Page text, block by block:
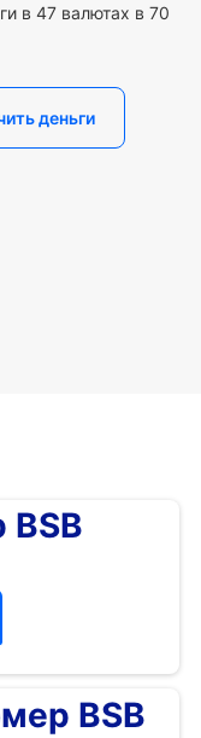
в 47 валютах в 70
деньги
BSB
BSB